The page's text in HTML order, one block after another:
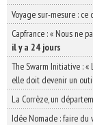
Voyage sur-mesure :
Capfrance : « Nous ne
il y a 24 jours
The Swarm Initiative :
elle doit devenir un
La Corrèze, un
Idée Nomade : faire du